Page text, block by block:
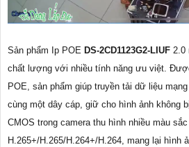
Sản phẩm Ip POE DS-2CD1123G2-LIUF 2.0
chất lượng với nhiều tính năng ưu việt.
POE, sản phẩm giúp truyền tải dữ liệu
cùng một dây cáp, giữ cho hình ảnh không
CMOS trong camera thu hình nhiều màu
H.265+/H.265/H.264+/H.264, mang lại hình